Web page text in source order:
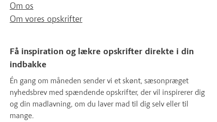
Om os
Om vores opskrifter
Få inspiration og lækre opskrifter direkte i din
indbakke
Én gang om måneden sender vi et skønt, sæsonpræget
nyhedsbrev med spændende opskrifter, der vil inspirerer dig
og din madlavning, om du laver mad til dig selv eller til
mange.